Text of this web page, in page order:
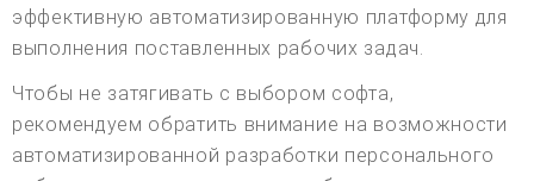
эффективную автоматизированную платформу для
выполнения поставленных рабочих задач.
Чтобы не затягивать с выбором софта,
рекомендуем обратить внимание на возможности
автоматизированной разработки персонального